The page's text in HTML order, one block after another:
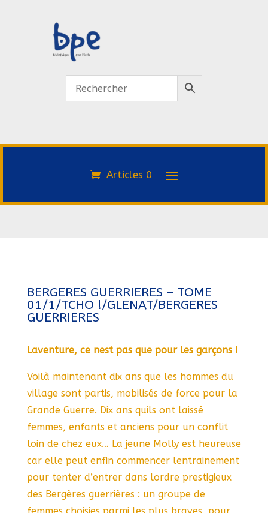
Articles 0
BERGERES GUERRIERES – TOME
01/1/TCHO !/GLENAT/BERGERES
GUERRIERES
Laventure, ce nest pas que pour les garçons !
Voilà maintenant dix ans que les hommes du
village sont partis, mobilisés de force pour la
Grande Guerre. Dix ans quils ont laissé
femmes, enfants et anciens pour un conflit
loin de chez eux… La jeune Molly est heureuse
car elle peut enfin commencer lentrainement
pour tenter d’entrer dans lordre prestigieux
des Bergères guerrières : un groupe de